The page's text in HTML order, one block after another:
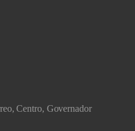
Centro, Governador